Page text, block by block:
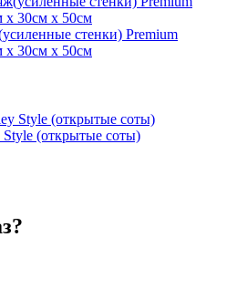
стенки) Premium
х 30см х 50см
(открытые соты)